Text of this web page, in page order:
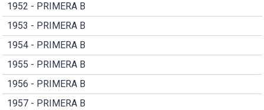
1952 - PRIMERA B
1953 - PRIMERA B
1954 - PRIMERA B
1955 - PRIMERA B
1956 - PRIMERA B
1957 - PRIMERA B